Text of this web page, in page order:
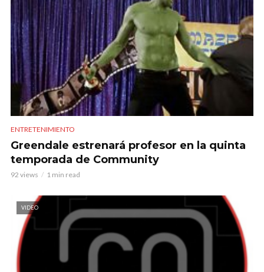
ENTRETENIMIENTO
Greendale estrenará profesor en la quinta
temporada de Community
92 views 1 min read
VIDEO